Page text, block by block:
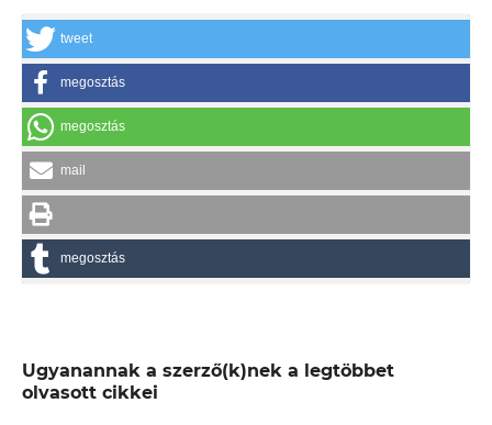
tweet
megosztás
megosztás
mail
megosztás
Ugyanannak a szerző(k)nek a legtöbbet
olvasott cikkei